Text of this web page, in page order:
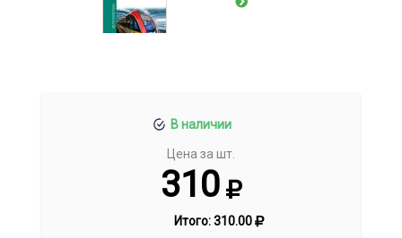
В наличии
Цена за шт.
310
Итого:310.00